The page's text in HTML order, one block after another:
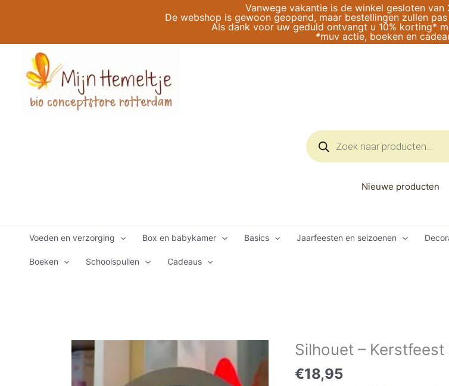
Vanwege vakantie is de winkel gesloten van
De webshop is gewoon geopend, maar bestellingen zullen
Als dank voor uw geduld ontvangt u 10% korting*
*muv actie, boeken en
Producten
zoeken
Nieuwe producten
Voeden en verzorging Box en babykamer Basics Jaarfeesten en seizoenen
Boeken Schoolspullen Cadeaus
Silhouet – Kerstfeest
€18,95
Silhouet
Kerstfeest